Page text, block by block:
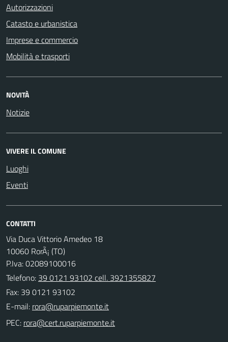
Autorizzazioni
Catasto e urbanistica
Imprese e commercio
Mobilità e trasporti
NOVITÀ
Notizie
VIVERE IL COMUNE
Luoghi
Eventi
CONTATTI
Via Duca Vittorio Amedeo 18
10060 RorÃ¡ (TO)
P.Iva: 02089100016
Telefono: 39 0121 93102 cell. 3921355827
Fax: 39 0121 93102
E-mail:
PEC: